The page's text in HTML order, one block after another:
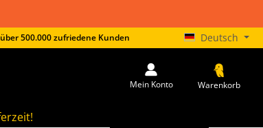
über 500.000 zufriedene Kunden Deutsch
Mein Konto Warenkorb